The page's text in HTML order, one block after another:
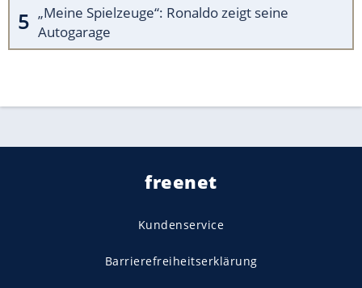
„Meine Spielzeuge“: Ronaldo zeigt seine
Autogarage
freenet
Kundenservice
Barrierefreiheitserklärung